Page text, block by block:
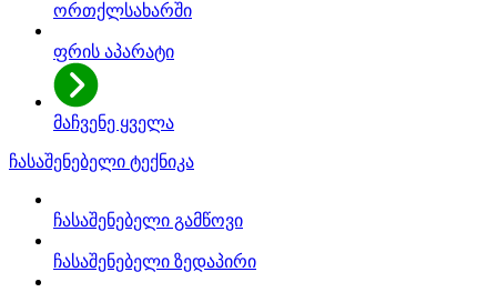
ორთქლსახარში
ფრის აპარატი
მაჩვენე ყველა
ჩასაშენებელი ტექნიკა
ჩასაშენებელი გამწოვი
ჩასაშენებელი ზედაპირი